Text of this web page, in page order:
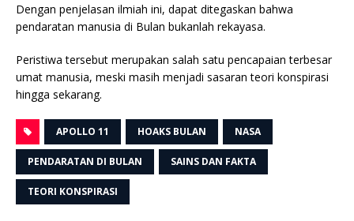
Dengan penjelasan ilmiah ini, dapat ditegaskan bahwa
pendaratan manusia di Bulan bukanlah rekayasa.
Peristiwa tersebut merupakan salah satu pencapaian terbesar
umat manusia, meski masih menjadi sasaran teori konspirasi
hingga sekarang.
APOLLO 11 HOAKS BULAN NASA
PENDARATAN DI BULAN SAINS DAN FAKTA
TEORI KONSPIRASI